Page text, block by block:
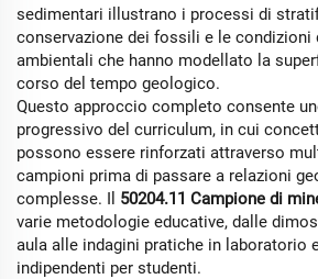
sedimentari illustrano i processi di
conservazione dei fossili e le condizioni
ambientali che hanno modellato la
corso del tempo geologico.
Questo approccio completo consente
progressivo del curriculum, in cui
possono essere rinforzati attraverso
campioni prima di passare a relazioni
complesse. Il 50204.11 Campione di
varie metodologie educative, dalle
aula alle indagini pratiche in laboratorio
indipendenti per studenti.